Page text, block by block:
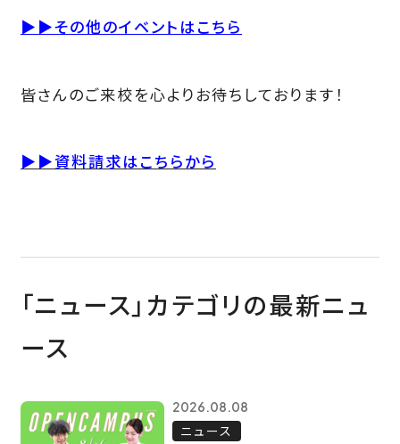
▶▶その他のイベントはこちら
皆さんのご来校を心よりお待ちしております！
▶▶資料請求はこちらから
「ニュース」カテゴリの最新ニュ
ース
2026.08.08
ニュース